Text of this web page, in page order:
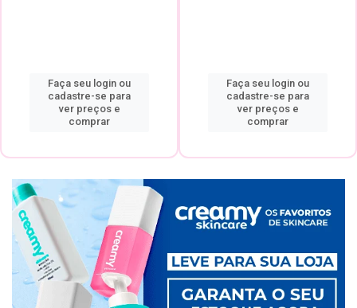
Faça seu login ou
cadastre-se para
ver preços e
comprar
Faça seu login ou
cadastre-se para
ver preços e
comprar